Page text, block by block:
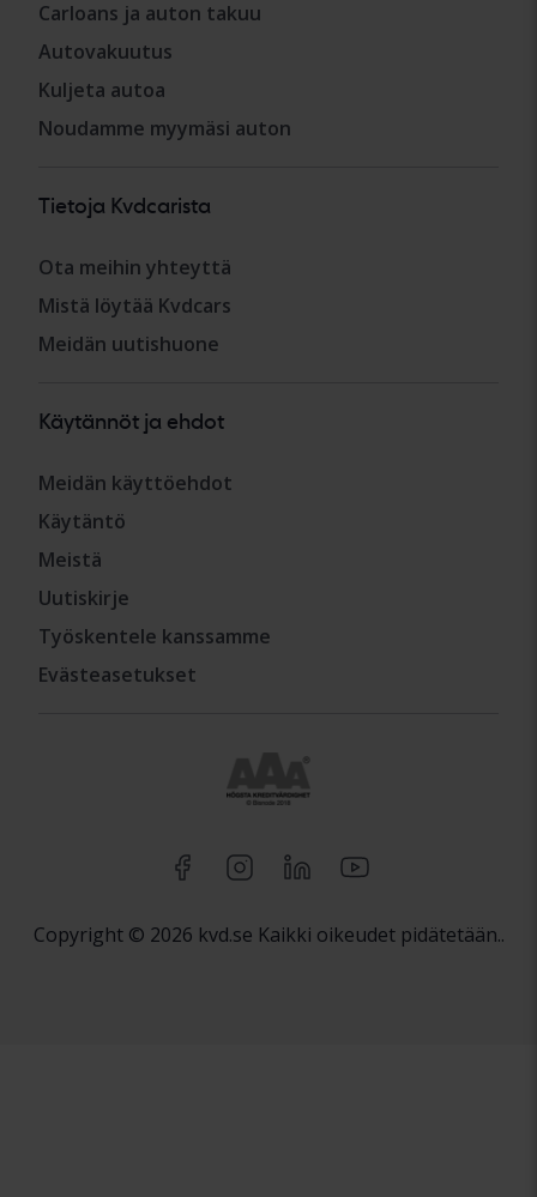
Carloans ja auton takuu
Autovakuutus
Kuljeta autoa
Noudamme myymäsi auton
Tietoja Kvdcarista
Ota meihin yhteyttä
Mistä löytää Kvdcars
Meidän uutishuone
Käytännöt ja ehdot
Meidän käyttöehdot
Käytäntö
Meistä
Uutiskirje
Työskentele kanssamme
Evästeasetukset
Copyright © 2026 kvd.se Kaikki oikeudet pidätetään..